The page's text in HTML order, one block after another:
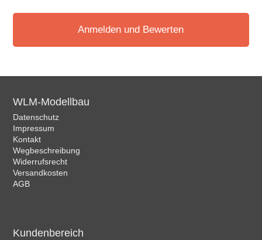
Anmelden und Bewerten
WLM-Modellbau
Datenschutz
Impressum
Kontakt
Wegbeschreibung
Widerrufsrecht
Versandkosten
AGB
Kundenbereich